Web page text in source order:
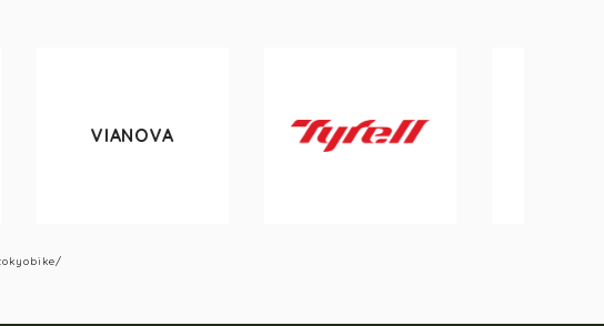
Tyrell
tokyobike/